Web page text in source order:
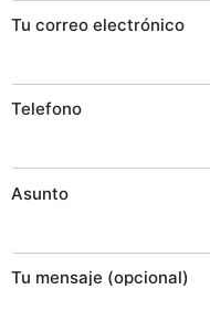
Tu correo electrónico
Telefono
Asunto
Tu mensaje (opcional)